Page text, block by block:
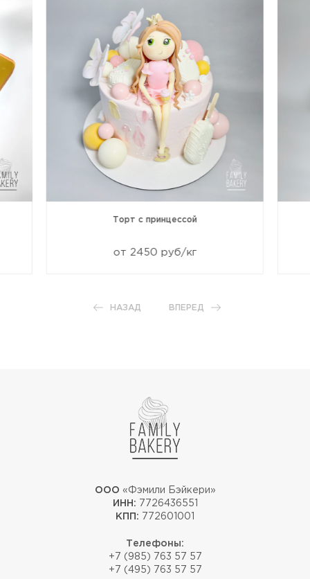
Торт с принцессой
от 2450 руб/кг
НАЗАД ВПЕРЕД
ООО «Фэмили Бэйкери»
ИНН: 7726436551
КПП: 772601001
Телефоны:
+7 (985) 763 57 57
+7 (495) 763 57 57